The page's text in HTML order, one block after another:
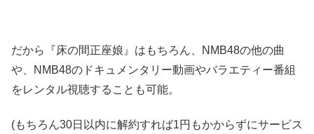
だから『床の間正座娘』はもちろん、NMB48の他の曲
や、NMB48のドキュメンタリー動画やバラエティー番組
をレンタル視聴することも可能。
(もちろん30日以内に解約すれば1円もかからずにサービス